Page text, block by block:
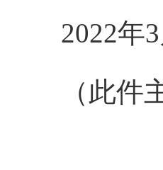
2022年3
（此件主